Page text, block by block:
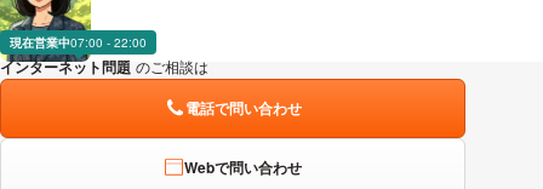
現在営業中07:00 - 22:00
インターネット問題 のご相談は
電話で問い合わせ
Webで問い合わせ